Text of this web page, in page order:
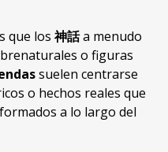
que los 神話a menudo
o figuras
suelen centrarse
o hechos reales que
a lo largo del